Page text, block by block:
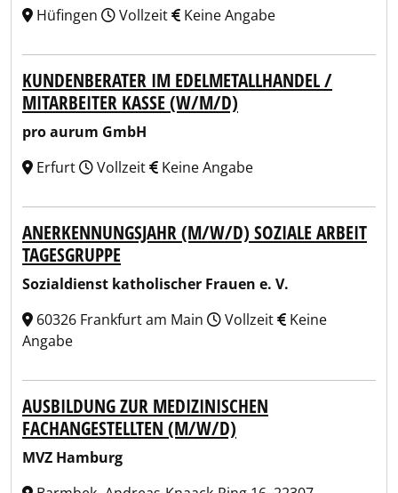
Hüfingen
Vollzeit Keine Angabe
KUNDENBERATER IM EDELMETALLHANDEL /
MITARBEITER KASSE (W/M/D)
pro aurum GmbH
Erfurt
Vollzeit Keine Angabe
ANERKENNUNGSJAHR (M/W/D) SOZIALE ARBEIT
TAGESGRUPPE
Sozialdienst katholischer Frauen e. V.
60326 Frankfurt am Main
Vollzeit
Keine
Angabe
AUSBILDUNG ZUR MEDIZINISCHEN
FACHANGESTELLTEN (M/W/D)
MVZ Hamburg